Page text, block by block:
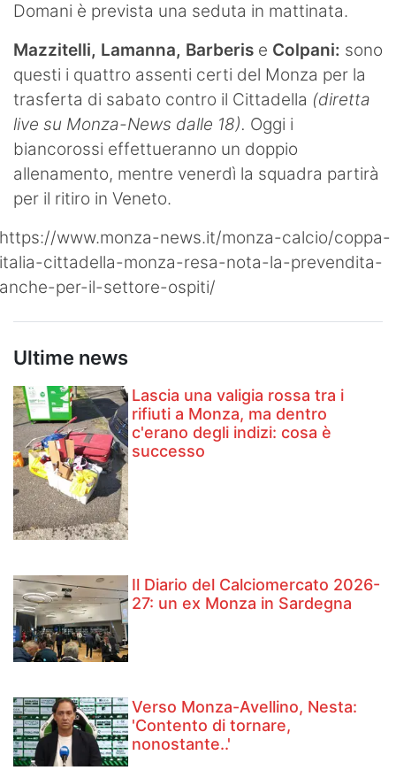
Domani è prevista una seduta in mattinata.
Mazzitelli, Lamanna, Barberis e Colpani: sono
questi i quattro assenti certi del Monza per la
trasferta di sabato contro il Cittadella (diretta
live su Monza-News dalle 18). Oggi i
biancorossi effettueranno un doppio
allenamento, mentre venerdì la squadra partirà
per il ritiro in Veneto.
https://www.monza-news.it/monza-calcio/coppa-
italia-cittadella-monza-resa-nota-la-prevendita-
anche-per-il-settore-ospiti/
Ultime news
Lascia una valigia rossa tra i
rifiuti a Monza, ma dentro
c'erano degli indizi: cosa è
successo
Il Diario del Calciomercato 2026-
27: un ex Monza in Sardegna
Verso Monza-Avellino, Nesta:
'Contento di tornare,
nonostante..'